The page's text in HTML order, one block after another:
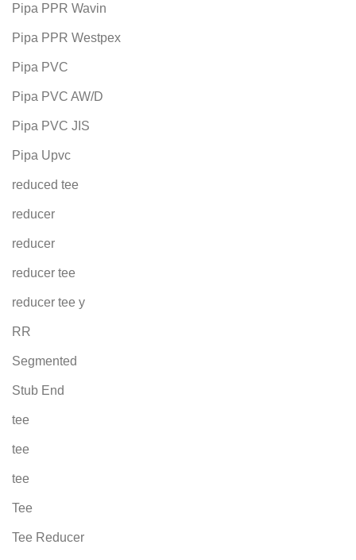
Pipa PPR Wavin
Pipa PPR Westpex
Pipa PVC
Pipa PVC AW/D
Pipa PVC JIS
Pipa Upvc
reduced tee
reducer
reducer
reducer tee
reducer tee y
RR
Segmented
Stub End
tee
tee
tee
Tee
Tee Reducer